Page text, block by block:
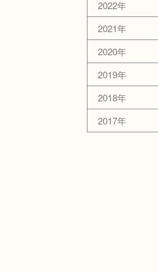
2022年
2021年
2020年
2019年
2018年
2017年